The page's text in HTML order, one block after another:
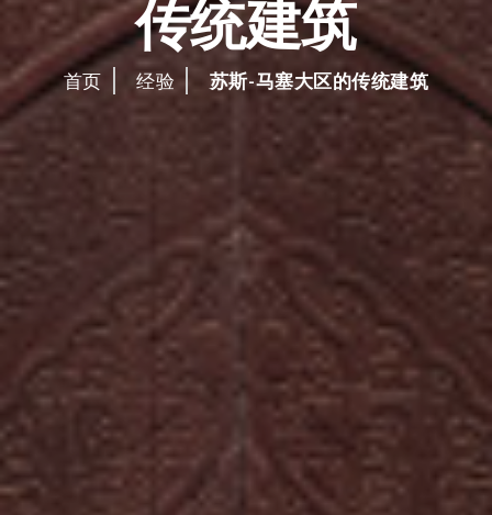
传统建筑
首页 经验 苏斯-马塞大区的传统建筑